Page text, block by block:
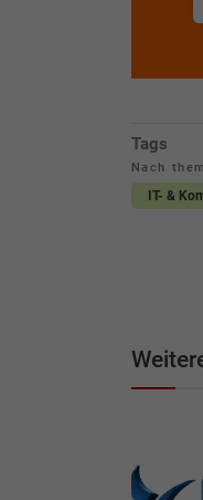
Tags
Nach
IT- &